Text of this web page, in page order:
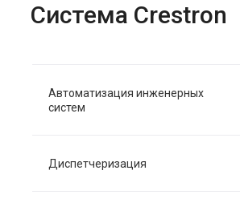
Система Crestron
Автоматизация инженерных
систем
Диспетчеризация